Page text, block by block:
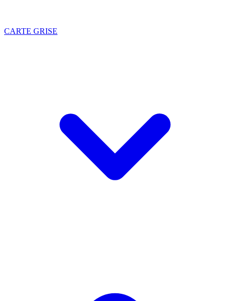
CARTE GRISE